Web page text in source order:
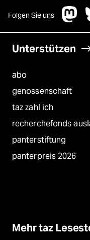
Folgen Sie uns
Unterstützen
abo
genossenschaft
taz zahl ich
recherchefonds
panterstiftung
panterpreis 2026
Mehr taz